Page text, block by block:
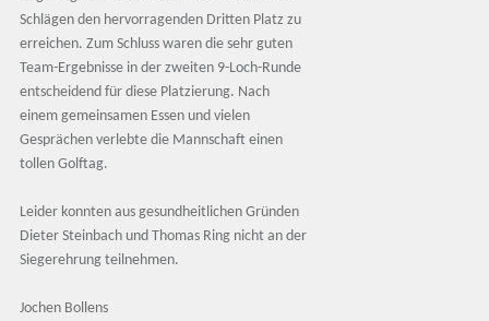
Schlägen den hervorragenden Dritten Platz zu
erreichen. Zum Schluss waren die sehr guten
Team-Ergebnisse in der zweiten 9-Loch-Runde
entscheidend für diese Platzierung. Nach
einem gemeinsamen Essen und vielen
Gesprächen verlebte die Mannschaft einen
tollen Golftag.
Leider konnten aus gesundheitlichen Gründen
Dieter Steinbach und Thomas Ring nicht an der
Siegerehrung teilnehmen.
Jochen Bollens